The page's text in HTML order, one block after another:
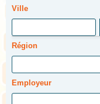
Ville
Région
Employeur